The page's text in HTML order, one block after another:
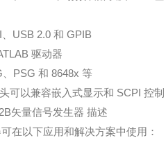
、USB 2.0 和 GPIB
驱动器
、PSG 和 8648x 等
可以兼容嵌入式显示和 SCPI 控制
矢量信号发生器 描述
在以下应用和解决方案中使用：